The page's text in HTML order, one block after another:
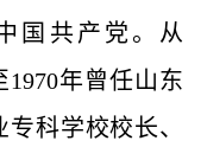
国共产党。从
1970年曾任山东
专科学校校长、